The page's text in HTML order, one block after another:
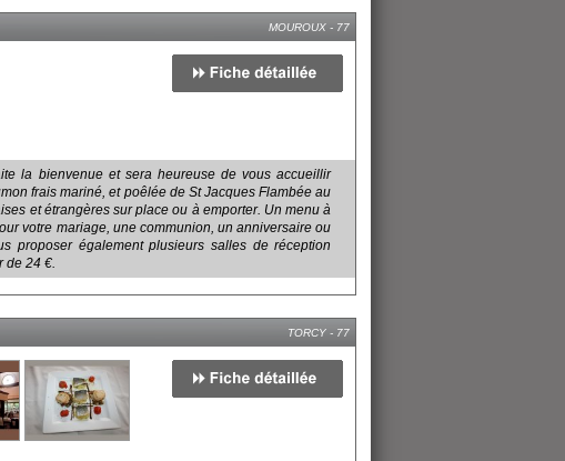
MOUROUX - 77
la bienvenue et sera heureuse de vous accueillir
frais mariné, et poêlée de St Jacques Flambée au
et étrangères sur place ou à emporter. Un menu à
votre mariage, une communion, un anniversaire ou
proposer également plusieurs salles de réception
de 24 €.
TORCY - 77